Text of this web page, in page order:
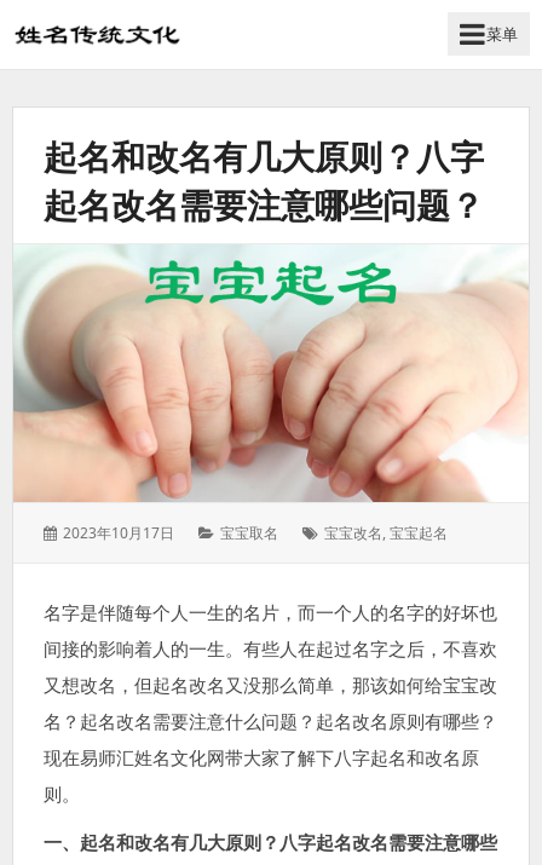
姓
文
化
菜单
起名和改名有几大原则？八字
起名改名需要注意哪些问题？
发
2023年10月17日
分
宝宝取名
标
宝宝改名,宝宝起名
名字是伴随每个人一生的名片，而一个人的名字的好坏也
间接的影响着人的一生。有些人在起过名字之后，不喜欢
又想改名，但起名改名又没那么简单，那该如何给宝宝改
名？起名改名需要注意什么问题？起名改名原则有哪些？
现在易师汇姓名文化网带大家了解下八字起名和改名原
则。
一、起名和改名有几大原则？八字起名改名需要注意哪些